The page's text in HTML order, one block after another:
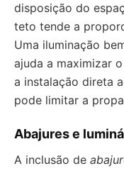
disposição do
teto tende a
Uma iluminação
ajuda a maximizar
a instalação direta
pode limitar a
Abajures e
A inclusão de